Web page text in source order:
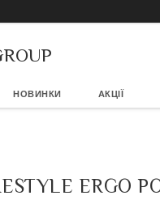
НОВИНКИ АКЦІЇ
ERGO